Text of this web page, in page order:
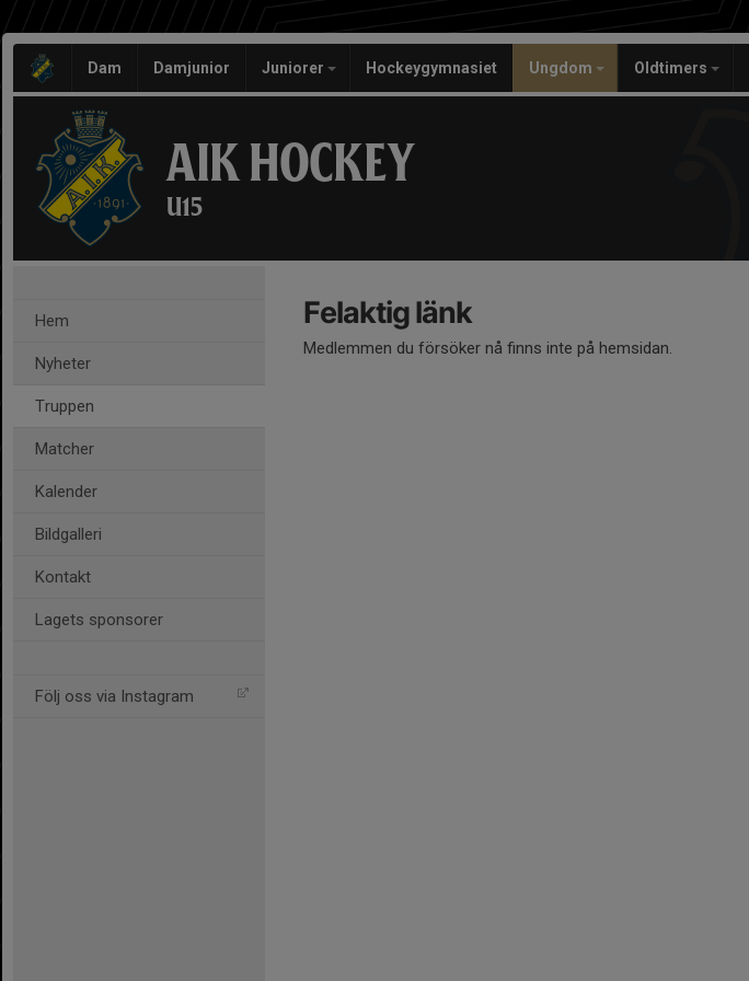
Dam Damjunior Juniorer Hockeygymnasiet Ungdom Oldtimers
AIK HOCKEY
U15
Hem
Nyheter
Truppen
Matcher
Kalender
Bildgalleri
Kontakt
Lagets sponsorer
Följ oss via Instagram
Felaktig länk
Medlemmen du försöker nå finns inte på hemsidan.